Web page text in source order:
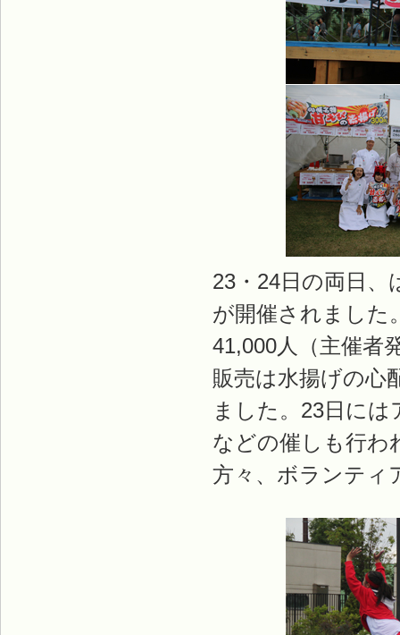
23・24日の両日
が開催されました
41,000人（主催者
販売は水揚げの心
ました。23日に
などの催しも行わ
方々、ボランティ